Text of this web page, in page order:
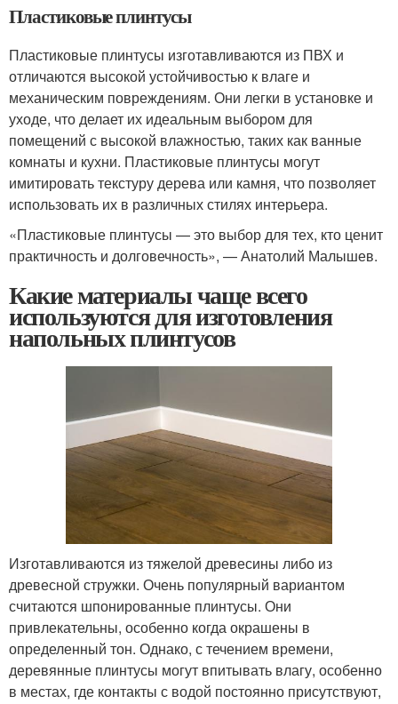
Пластиковые плинтусы
Пластиковые плинтусы изготавливаются из ПВХ и
отличаются высокой устойчивостью к влаге и
механическим повреждениям. Они легки в установке и
уходе, что делает их идеальным выбором для
помещений с высокой влажностью, таких как ванные
комнаты и кухни. Пластиковые плинтусы могут
имитировать текстуру дерева или камня, что позволяет
использовать их в различных стилях интерьера.
«Пластиковые плинтусы — это выбор для тех, кто ценит
практичность и долговечность», — Анатолий Малышев.
Какие материалы чаще всего
используются для изготовления
напольных плинтусов
Изготавливаются из тяжелой древесины либо из
древесной стружки. Очень популярный вариантом
считаются шпонированные плинтусы. Они
привлекательны, особенно когда окрашены в
определенный тон. Однако, с течением времени,
деревянные плинтусы могут впитывать влагу, особенно
в местах, где контакты с водой постоянно присутствуют,